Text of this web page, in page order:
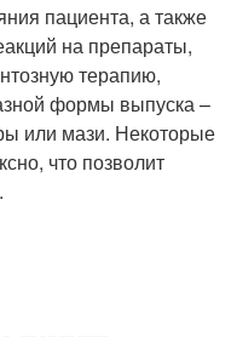
пациента, а также
на препараты,
терапию,
формы выпуска –
или мази. Некоторые
что позволит